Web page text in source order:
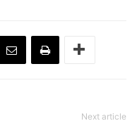
Next article